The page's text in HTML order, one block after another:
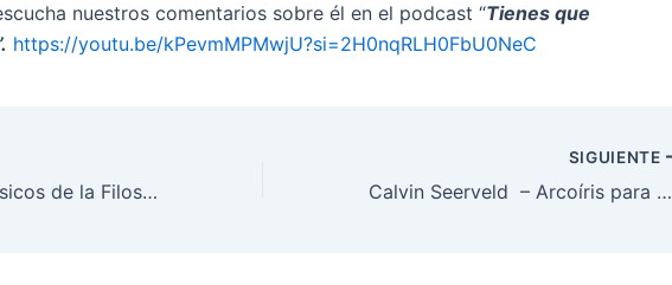
nuestros comentarios sobre él en el podcast “Tienes que
https://youtu.be/kPevmMPMwjU?si=2H0nqRLH0FbU0NeC
Los principios básicos de la Filosofía de la Idea Cosmonómica – Principios fundamentales
SIGUIENTE
Calvin Seerveld – Arcoíris para un mundo caído